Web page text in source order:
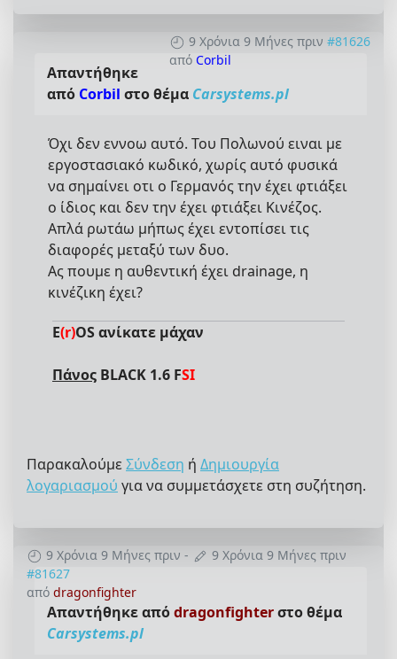
9 Χρόνια 9 Μήνες πριν #81626
από Corbil
Απαντήθηκε
από Corbil στο θέμα Carsystems.pl
Όχι δεν εννοω αυτό. Του Πολωνού ειναι με
εργοστασιακό κωδικό, χωρίς αυτό φυσικά
να σημαίνει οτι ο Γερμανός την έχει φτιάξει
ο ίδιος και δεν την έχει φτιάξει Κινέζος.
Απλά ρωτάω μήπως έχει εντοπίσει τις
διαφορές μεταξύ των δυο.
Ας πουμε η αυθεντική έχει drainage, η
κινέζικη έχει?
E(r)OS ανίκατε μάχαν
Πάνος BLACK 1.6 FSI
Παρακαλούμε Σύνδεση ή Δημιουργία
λογαριασμού για να συμμετάσχετε στη συζήτηση.
9 Χρόνια 9 Μήνες πριν -
9 Χρόνια 9 Μήνες πριν
#81627
από dragonfighter
Απαντήθηκε απόdragonfighterστο θέμα
Carsystems.pl